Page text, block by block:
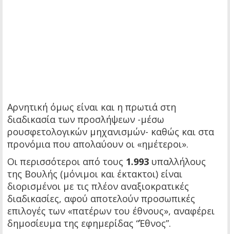
Αρνητική όμως είναι και η πρωτιά στη
διαδικασία των προσλήψεων -μέσω
ρουσφετολογικών μηχανισμών- καθώς και στα
προνόμια που απολαύουν οι «ημέτεροι».
Οι περισσότεροι από τους 1.993 υπαλλήλους
της Βουλής (μόνιμοι και έκτακτοι) είναι
διορισμένοι με τις πλέον αναξιοκρατικές
διαδικασίες, αφού αποτελούν προσωπικές
επιλογές των «πατέρων του έθνους», αναφέρει
δημοσίευμα της εφημερίδας “Έθνος”.